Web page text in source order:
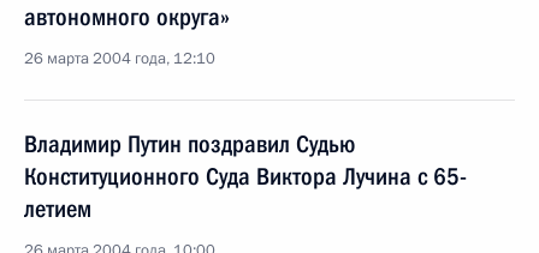
автономного округа»
26 марта 2004 года, 12:10
Владимир Путин поздравил Судью
Конституционного Суда Виктора Лучина с 65-
летием